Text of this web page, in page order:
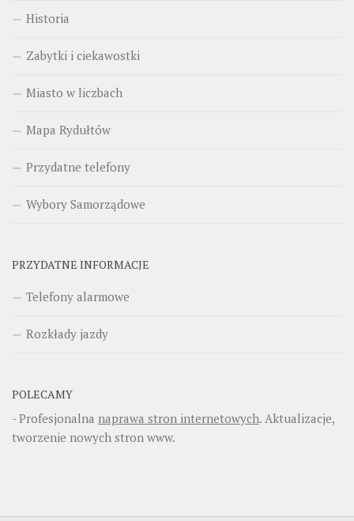
Historia
Zabytki i ciekawostki
Miasto w liczbach
Mapa Rydułtów
Przydatne telefony
Wybory Samorządowe
PRZYDATNE INFORMACJE
Telefony alarmowe
Rozkłady jazdy
POLECAMY
- Profesjonalna naprawa stron internetowych. Aktualizacje,
tworzenie nowych stron www.